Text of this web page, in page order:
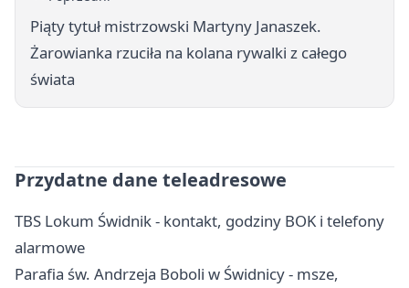
Piąty tytuł mistrzowski Martyny Janaszek.
Żarowianka rzuciła na kolana rywalki z całego
świata
Przydatne dane teleadresowe
TBS Lokum Świdnik - kontakt, godziny BOK i telefony
alarmowe
Parafia św. Andrzeja Boboli w Świdnicy - msze,